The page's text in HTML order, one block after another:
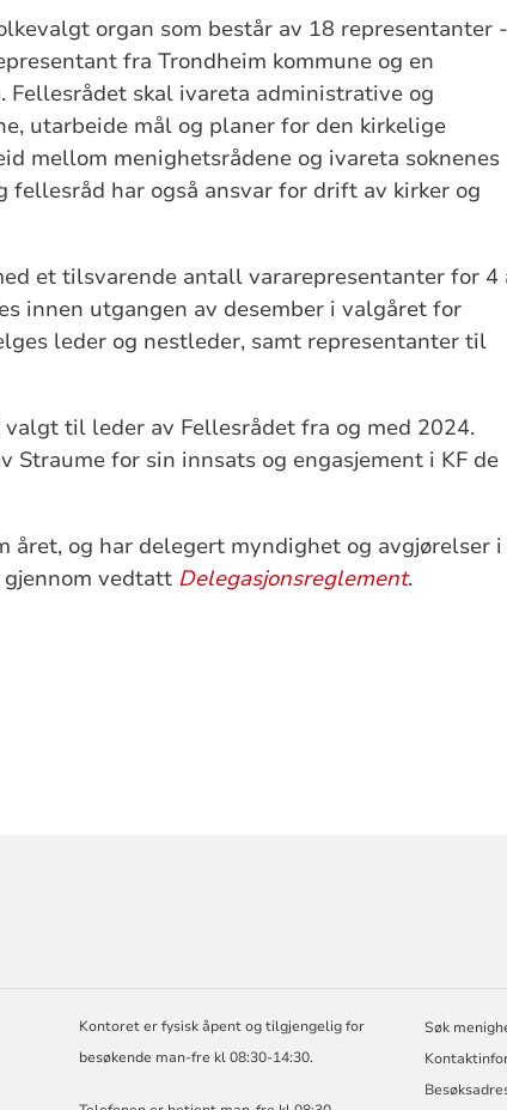
organ som består av 18 representanter -
fra Trondheim kommune og en
skal ivareta administrative og
utarbeide mål og planer for den kirkelige
mellom menighetsrådene og ivareta soknenes
har også ansvar for drift av kirker og
et tilsvarende antall vararepresentanter for 4
innen utgangen av desember i valgåret for
leder og nestleder, samt representanter til
til leder av Fellesrådet fra og med 2024.
Straume for sin innsats og engasjement i KF de
året, og har delegert myndighet og avgjørelser i
vedtatt Delegasjonsreglement.
Kontoret er fysisk åpent og tilgjengelig for
besøkende man-fre kl 08:30-14:30.
Søk